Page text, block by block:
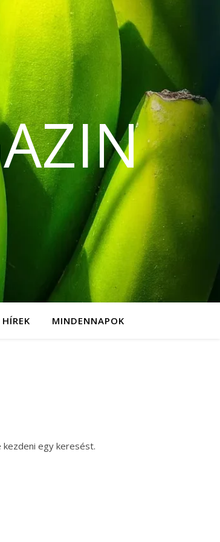
HÍREK MINDENNAPOK
kezdeni egy keresést.